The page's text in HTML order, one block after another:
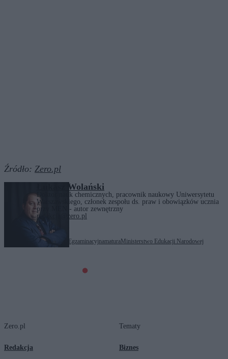
Źródło: Zero.pl
Łukasz Wolański
Doktor nauk chemicznych, pracownik naukowy Uniwersytetu
Warszawskiego, członek zespołu ds. praw i obowiązków ucznia
przy MEN - autor zewnętrzny
redakcja@zero.pl
Centralna Komisja EgzaminacyjnamaturaMinisterstwo Edukacji Narodowej
Zero.pl
Redakcja
Tematy
Biznes